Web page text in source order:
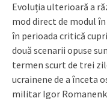
Evoluția ulterioară a
mod direct de modul
în perioada critică
două scenarii opuse
termen scurt de trei
ucrainene de a înceta
militar Igor